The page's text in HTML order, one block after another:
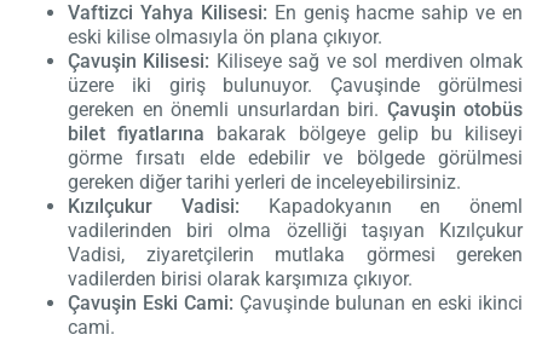
Vaftizci Yahya Kilisesi: En geniş hacme sahip ve en
eski kilise olmasıyla ön plana çıkıyor.
Çavuşin Kilisesi: Kiliseye sağ ve sol merdiven olmak
üzere iki giriş bulunuyor. Çavuşinde görülmesi
gereken en önemli unsurlardan biri. Çavuşin otobüs
bilet fiyatlarına bakarak bölgeye gelip bu kiliseyi
görme fırsatı elde edebilir ve bölgede görülmesi
gereken diğer tarihi yerleri de inceleyebilirsiniz.
Kızılçukur Vadisi: Kapadokyanın en öneml
vadilerinden biri olma özelliği taşıyan Kızılçukur
Vadisi, ziyaretçilerin mutlaka görmesi gereken
vadilerden birisi olarak karşımıza çıkıyor.
Çavuşin Eski Cami: Çavuşinde bulunan en eski ikinci
cami.